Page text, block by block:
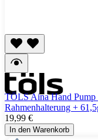
TÖLS Aina Hand
Rahmenhalterung +
19,99 €
In den Warenkorb